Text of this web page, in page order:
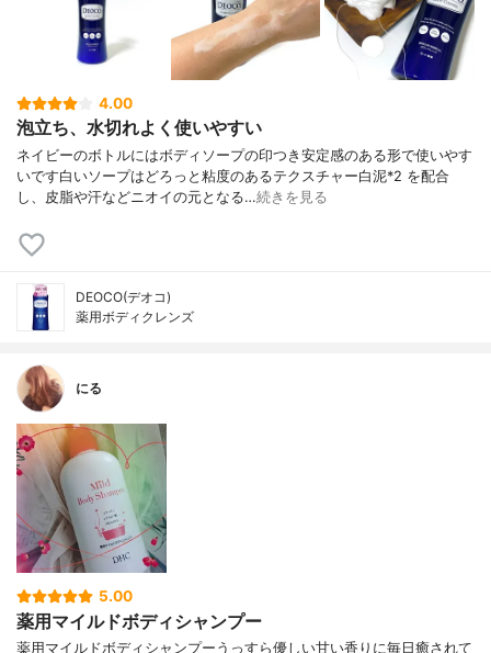
4.00
泡立ち、水切れよく使いやすい
ネイビーのボトルにはボディソープの印つき安定感のある形で使いやす
いです白いソープはどろっと粘度のあるテクスチャー白泥*2 を配合
し、皮脂や汗などニオイの元となる…続きを見る
DEOCO(デオコ)
薬用ボディクレンズ
にる
5.00
薬用マイルドボディシャンプー
薬用マイルドボディシャンプーうっすら優しい甘い香りに毎日癒されて